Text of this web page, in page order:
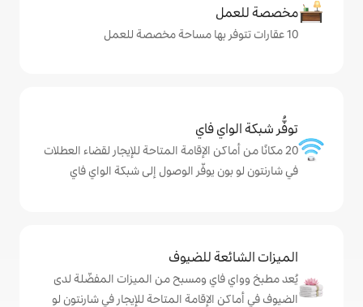
الإقامة المتاحة للإيجار لقضاء العطلات
يوفّر الوصول إلى شبكة الواي فاي
ومسبح من الميزات المفضّلة لدى
المتاحة للإيجار في شارنتون لو